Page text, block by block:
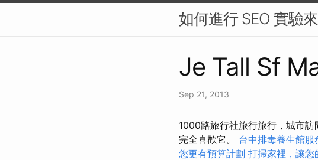
如何進行 SEO 實驗
Je Tall Sf
Sep 21, 2013
1000路旅行社旅行旅行，城市
完全喜歡它。 台中排毒養生館服
您更有預算計劃 打掃家裡，讓您